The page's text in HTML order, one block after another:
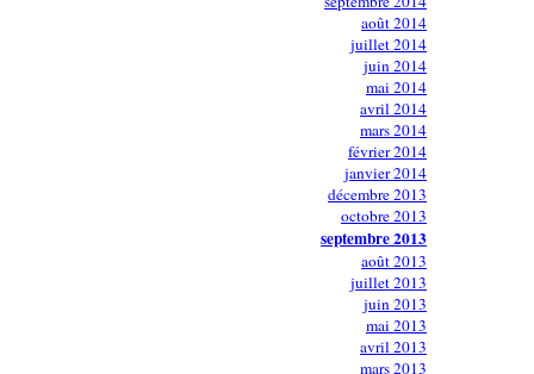
août 2014
juillet 2014
juin 2014
mai 2014
avril 2014
mars 2014
février 2014
janvier 2014
décembre 2013
octobre 2013
septembre 2013
août 2013
juillet 2013
juin 2013
mai 2013
avril 2013
mars 2013